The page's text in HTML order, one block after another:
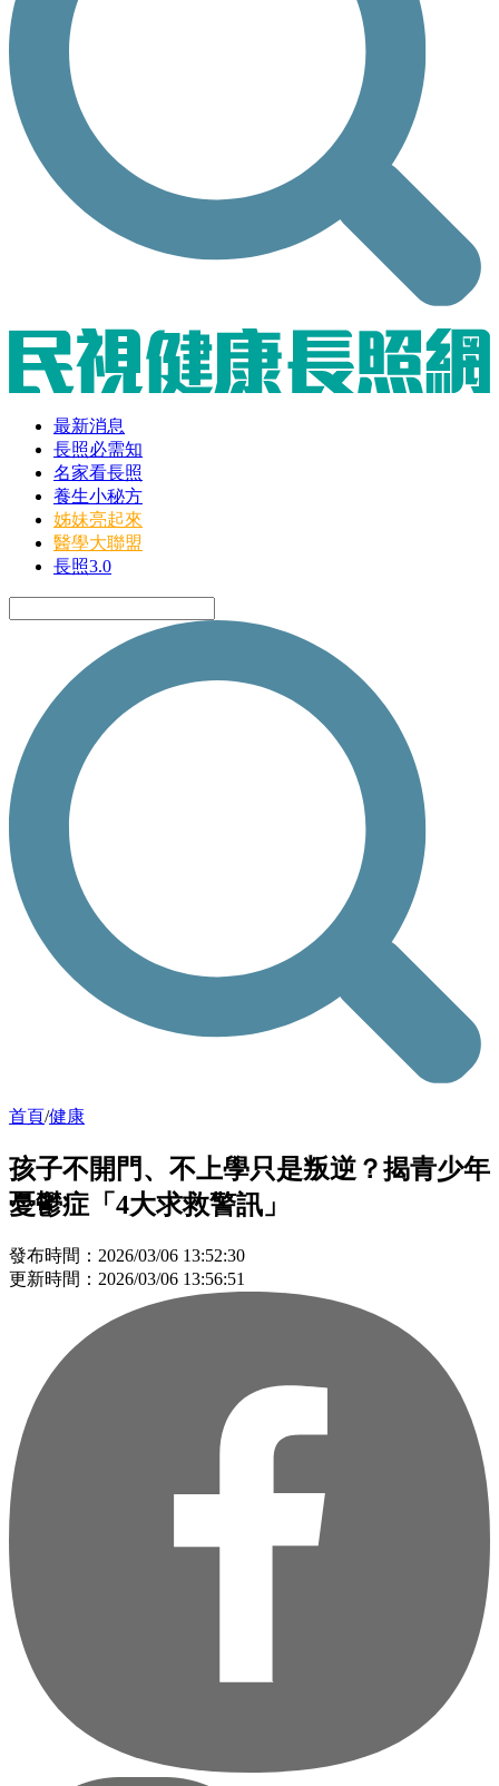
最新消息
長照必需知
名家看長照
養生小秘方
姊妹亮起來
醫學大聯盟
長照3.0
首頁/健康
孩子不開門、不上學只是叛逆？揭青少年
憂鬱症「4大求救警訊」
發布時間：2026/03/06 13:52:30
更新時間：2026/03/06 13:56:51